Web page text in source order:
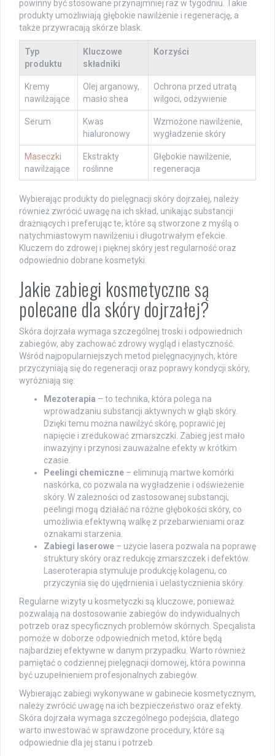
powinny być stosowane przynajmniej raz w tygodniu. Takie
produkty umożliwiają głębokie nawilżenie i regenerację, a
także przywracają skórze blask.
Typ
produktu
Kluczowe
składniki
Korzyści
Kremy
nawilżające
Olej arganowy,
masło shea
Ochrona przed utratą
wilgoci, odżywienie
Serum
Kwas
hialuronowy
Wzmożone nawilżenie,
wygładzenie skóry
Maseczki
nawilżające
Ekstrakty
roślinne
Głębokie nawilżenie,
regeneracja
Wybierając produkty do pielęgnacji skóry dojrzałej, należy
również zwrócić uwagę na ich skład, unikając substancji
drażniących i preferując te, które są stworzone z myślą o
natychmiastowym nawilżeniu i długotrwałym efekcie.
Kluczem do zdrowej i pięknej skóry jest regularność oraz
odpowiednio dobrane kosmetyki.
Jakie zabiegi kosmetyczne są
polecane dla skóry dojrzałej?
Skóra dojrzała wymaga szczególnej troski i odpowiednich
zabiegów, aby zachować zdrowy wygląd i elastyczność.
Wśród najpopularniejszych metod pielęgnacyjnych, które
przyczyniają się do regeneracji oraz poprawy kondycji skóry,
wyróżniają się:
Mezoterapia – to technika, która polega na
wprowadzaniu substancji aktywnych w głąb skóry.
Dzięki temu można nawilżyć skórę, poprawić jej
napięcie i zredukować zmarszczki. Zabieg jest mało
inwazyjny i przynosi zauważalne efekty w krótkim
czasie.
Peelingi chemiczne – eliminują martwe komórki
naskórka, co pozwala na wygładzenie i odświeżenie
skóry. W zależności od zastosowanej substancji,
peelingi mogą działać na różne głębokości skóry, co
umożliwia efektywną walkę z przebarwieniami oraz
oznakami starzenia.
Zabiegi laserowe – użycie lasera pozwala na poprawę
struktury skóry oraz redukcję zmarszczek i defektów.
Laseroterapia stymuluje produkcję kolagenu, co
przyczynia się do ujędrnienia i uelastycznienia skóry.
Regularne wizyty u kosmetyczki są kluczowe, ponieważ
pozwalają na dostosowanie zabiegów do indywidualnych
potrzeb oraz specyficznych problemów skórnych. Specjalista
pomoże w doborze odpowiednich metod, które będą
najbardziej efektywne w danym przypadku. Warto również
pamiętać o codziennej pielęgnacji domowej, która powinna
być uzupełnieniem profesjonalnych zabiegów.
Wybierając zabiegi wykonywane w gabinecie kosmetycznym,
należy zwrócić uwagę na ich bezpieczeństwo oraz efekty.
Skóra dojrzała wymaga szczególnego podejścia, dlatego
warto inwestować w sprawdzone procedury, które są
odpowiednie dla jej stanu i potrzeb.